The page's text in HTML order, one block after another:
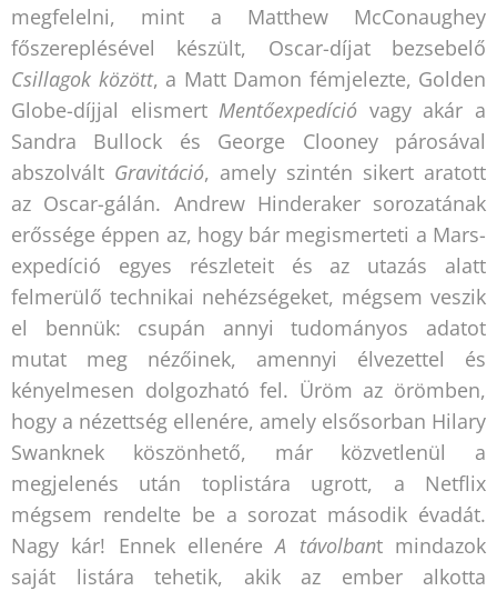
megfelelni, mint a Matthew McConaughey
főszereplésével készült, Oscar-díjat bezsebelő
Csillagok között, a Matt Damon fémjelezte, Golden
Globe-díjjal elismert Mentőexpedíció vagy akár a
Sandra Bullock és George Clooney párosával
abszolvált Gravitáció, amely szintén sikert aratott
az Oscar-gálán. Andrew Hinderaker sorozatának
erőssége éppen az, hogy bár megismerteti a Mars-
expedíció egyes részleteit és az utazás alatt
felmerülő technikai nehézségeket, mégsem veszik
el bennük: csupán annyi tudományos adatot
mutat meg nézőinek, amennyi élvezettel és
kényelmesen dolgozható fel. Üröm az örömben,
hogy a nézettség ellenére, amely elsősorban Hilary
Swanknek köszönhető, már közvetlenül a
megjelenés után toplistára ugrott, a Netflix
mégsem rendelte be a sorozat második évadát.
Nagy kár! Ennek ellenéreA távolbant mindazok
saját listára tehetik, akik az ember alkotta